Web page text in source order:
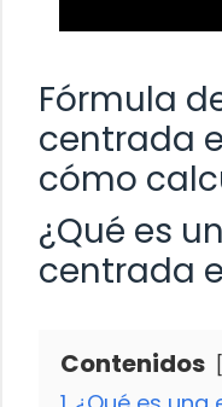
Fórmula
centrada
cómo
¿Qué es
centrada
Contenidos